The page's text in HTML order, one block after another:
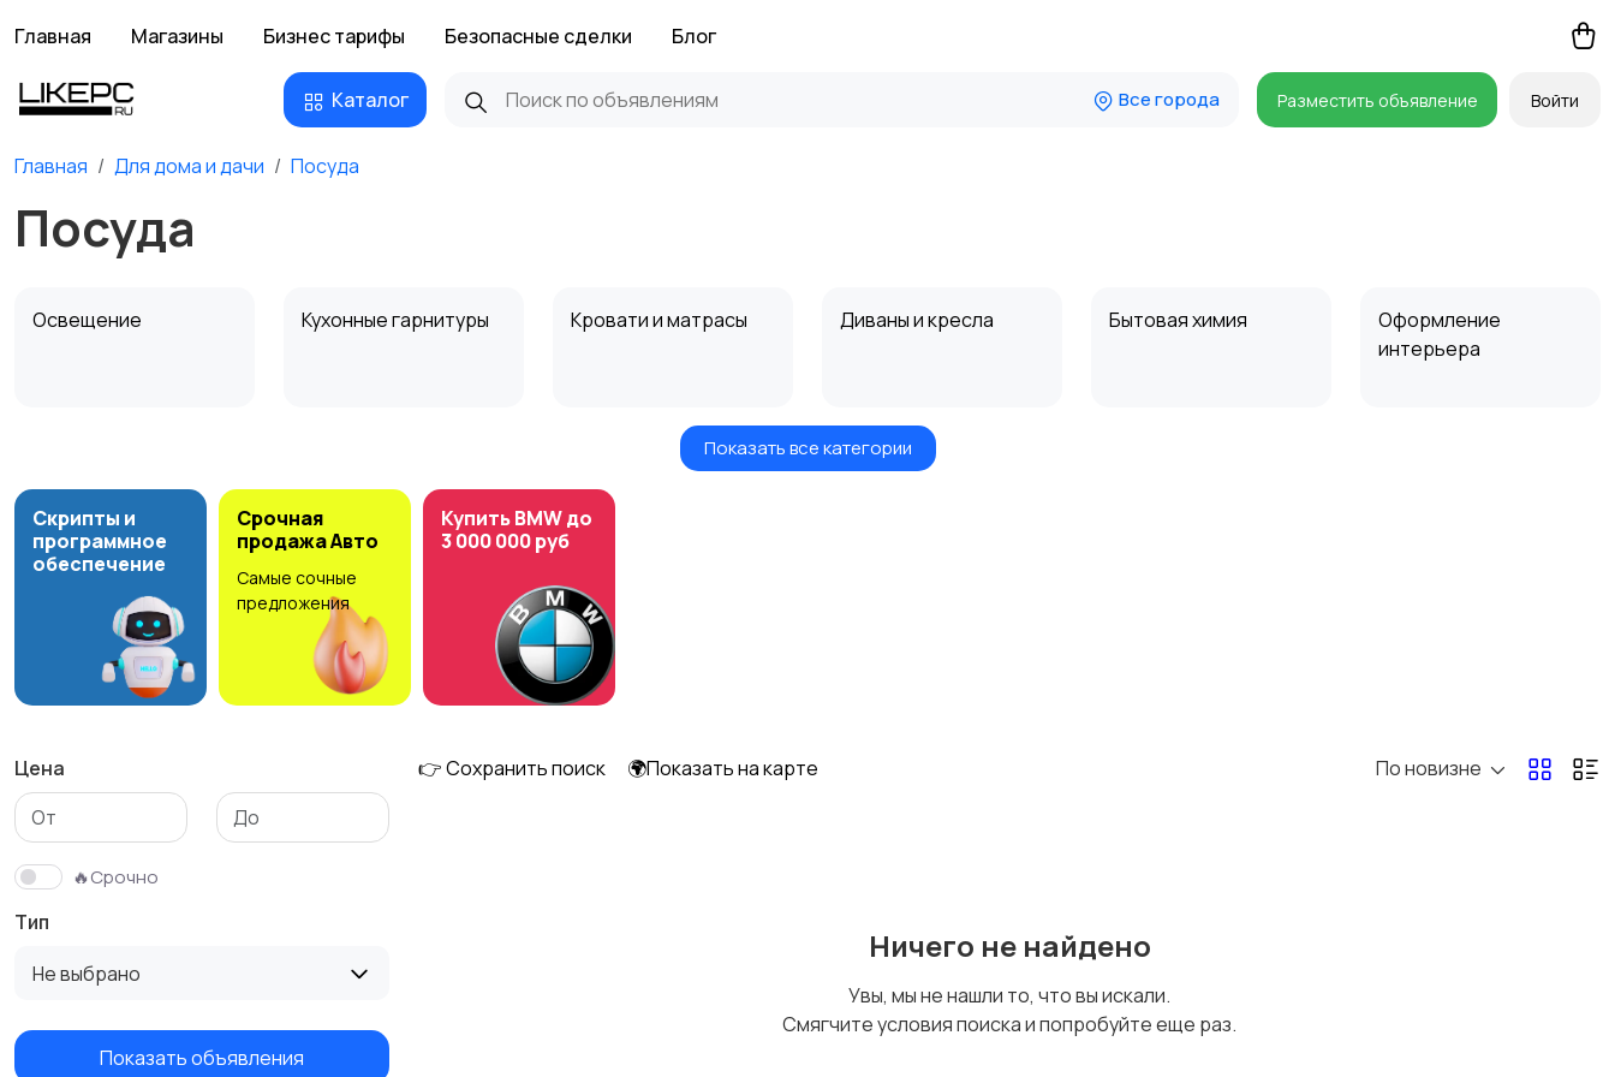
Главная Магазины Бизнес тарифы Безопасные сделки Блог
Каталог Все города Разместить объявление Войти
Главная Для дома и дачи Посуда
Посуда
Освещение Кухонные гарнитуры Кровати и матрасы Диваны и кресла Бытовая химия
Оформление
интерьера
сигнализации
Растения и семена
Столы и стулья Текстиль и ковры Шкафы и комоды
Показать все категории
Скрипты и
программное
обеспечение
Срочная
продажа Авто
Самые сочные
предложения
Купить BMW до
3 000 000 руб
Цена
🔥Срочно
Тип
Не выбрано
Показать объявления
👉 Сохранить поиск 🌍Показать на карте По новизне
Ничего не найдено
Увы, мы не нашли то, что вы искали.
Смягчите условия поиска и попробуйте еще раз.